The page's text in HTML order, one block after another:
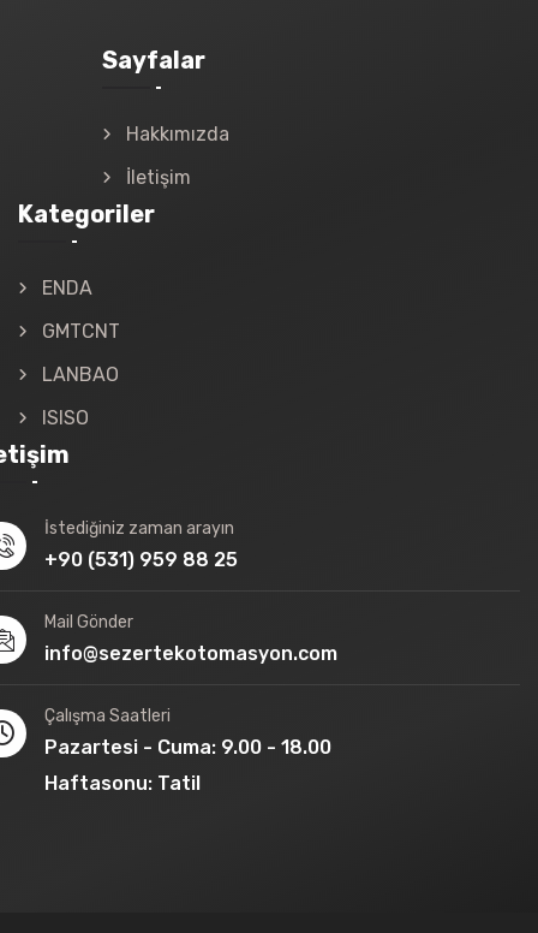
Sayfalar
Hakkımızda
İletişim
Kategoriler
ENDA
GMTCNT
LANBAO
ISISO
İstediğiniz zaman arayın
+90 (531) 959 88 25
Mail Gönder
info@sezertekotomasyon.com
Çalışma Saatleri
Pazartesi - Cuma: 9.00 - 18.00
Haftasonu: Tatil